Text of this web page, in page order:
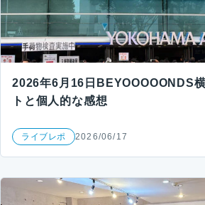
2026年6月16日BEYOOOOONDS
トと個人的な感想
ライブレポ 2026/06/17